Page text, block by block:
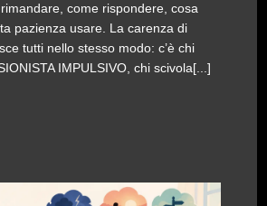
come rispondere, cosa
pazienza usare. La carenza di
tutti nello stesso modo: c’è chi
IMPULSIVO, chi scivola[...]